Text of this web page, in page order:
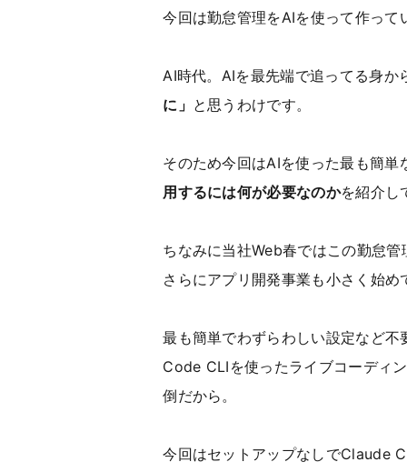
今回は勤怠管理をAIを使って作って
AI時代。AIを最先端で追ってる身か
に」 と思うわけです。
そのため今回はAIを使った最も簡
用するには何が必要なのかを紹介し
ちなみに当社Web春ではこの勤怠
さらにアプリ開発事業も小さく始め
最も簡単でわずらわしい設定など
Code CLIを使ったライブコーディ
倒だから。
今回はセットアップなしでClaude